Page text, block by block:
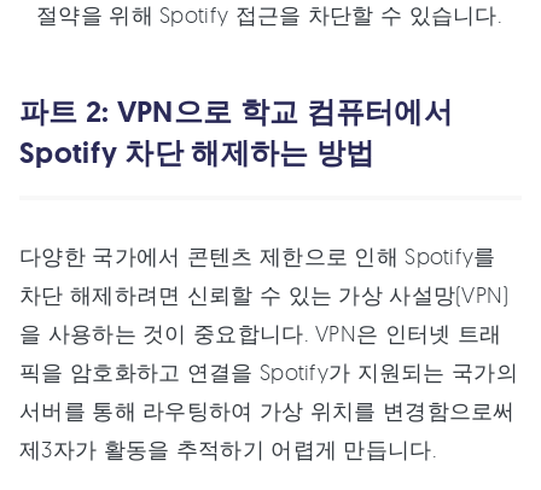
절약을 위해 Spotify 접근을 차단할 수 있습니다.
파트 2: VPN으로 학교 컴퓨터에서
Spotify 차단 해제하는 방법
다양한 국가에서 콘텐츠 제한으로 인해 Spotify를
차단 해제하려면 신뢰할 수 있는 가상 사설망(VPN)
을 사용하는 것이 중요합니다. VPN은 인터넷 트래
픽을 암호화하고 연결을 Spotify가 지원되는 국가의
서버를 통해 라우팅하여 가상 위치를 변경함으로써
제3자가 활동을 추적하기 어렵게 만듭니다.